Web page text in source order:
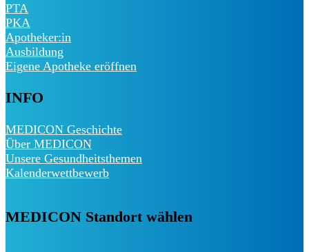
PTA
PKA
Apotheker:in
Ausbildung
Eigene Apotheke eröffnen
INFO
MEDICON Geschichte
Über MEDICON
Unsere Gesundheitsthemen
Kalenderwettbewerb
MEDICON Standort wählen